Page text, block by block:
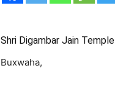
Shri Digambar Jain Temple
Buxwaha,